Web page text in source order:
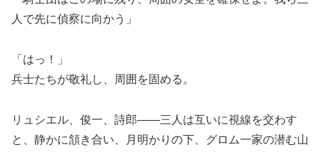
人で先に偵察に向かう」
「はっ！」
兵士たちが敬礼し、周囲を固める。
リュシエル、俊一、詩郎――三人は互いに視線を交わす
と、静かに頷き合い、月明かりの下、グロム一家の潜む山